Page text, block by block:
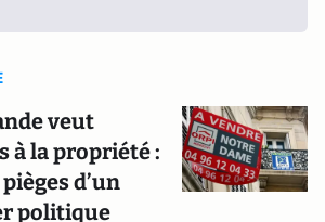
veut
à la propriété :
d’un
politique